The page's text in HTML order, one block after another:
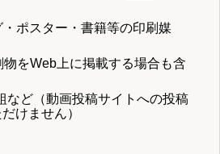
ポスター・書籍等の印刷媒
をWeb上に掲載する場合も含
など（動画投稿サイトへの投稿
けません）